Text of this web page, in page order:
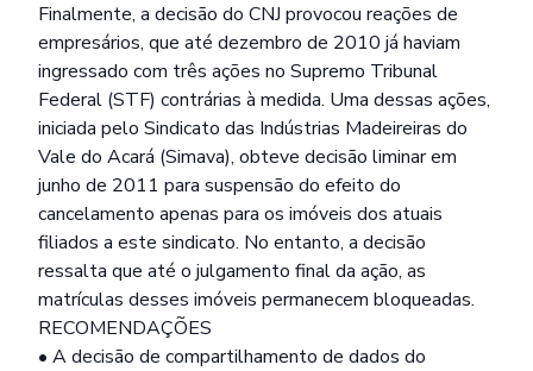
Finalmente, a decisão do CNJ provocou reações de
empresários, que até dezembro de 2010 já haviam
ingressado com três ações no Supremo Tribunal
Federal (STF) contrárias à medida. Uma dessas ações,
iniciada pelo Sindicato das Indústrias Madeireiras do
Vale do Acará (Simava), obteve decisão liminar em
junho de 2011 para suspensão do efeito do
cancelamento apenas para os imóveis dos atuais
filiados a este sindicato. No entanto, a decisão
ressalta que até o julgamento final da ação, as
matrículas desses imóveis permanecem bloqueadas.
RECOMENDAÇÕES
• A decisão de compartilhamento de dados do